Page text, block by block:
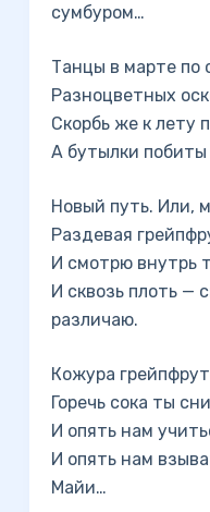
сумбуром…
Танцы в марте по
Разноцветных
Скорбь же к лету
А бутылки
Новый путь. Или,
Раздевая
И смотрю внутрь
И сквозь плоть —
различаю.
Кожура
Горечь сока ты
И опять нам
И опять нам
Майи…